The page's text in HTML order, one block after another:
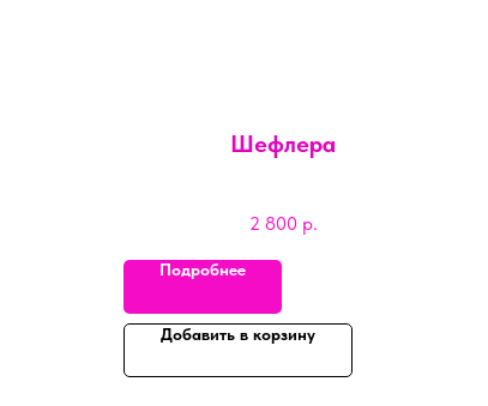
Шефлера
2 800 р.
Подробнее
Добавить в корзину